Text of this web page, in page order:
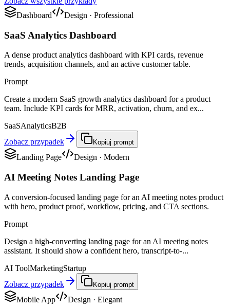
Dashboard
Design · Professional
SaaS Analytics Dashboard
A dense product analytics dashboard with KPI cards, revenue
trends, acquisition channels, and an active customer table.
Prompt
Create a modern SaaS growth analytics dashboard for a product
team. Include KPI cards for MRR, activation, churn, and ex...
SaaSAnalyticsB2B
Zobacz przypadek
Kopiuj prompt
Landing Page Design · Modern
AI Meeting Notes Landing Page
A conversion-focused landing page for an AI meeting notes product
with hero, product proof, workflow, pricing, and CTA sections.
Prompt
Design a high-converting landing page for an AI meeting notes
assistant. It should show a confident hero, transcript-to-...
AI ToolMarketingStartup
Zobacz przypadek
Kopiuj prompt
Mobile App Design · Elegant